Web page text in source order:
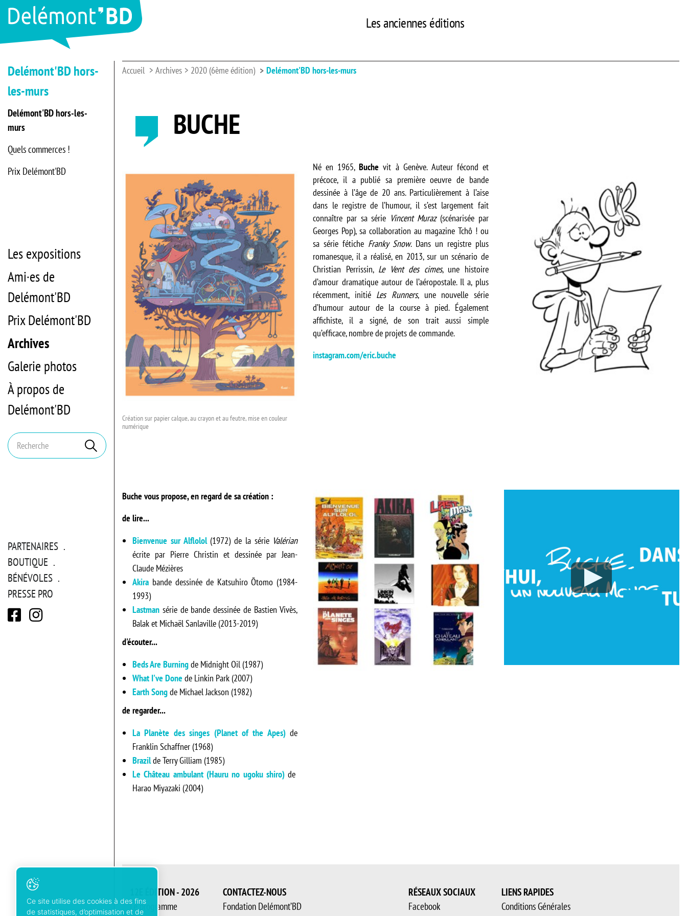
Les anciennes éditions
Delémont'BD hors-
les-murs
Delémont'BD hors-les-
murs
Quels commerces !
Prix Delémont'BD
Les expositions
Ami·es de
Delémont'BD
Prix Delémont'BD
Archives
Galerie photos
À propos de
Delémont'BD
Mots
clés
Rechercher
PARTENAIRES
BOUTIQUE
BÉNÉVOLES
PRESSE PRO
Accueil Archives 2020 (6ème édition) Delémont'BD hors-les-murs
BUCHE
Création sur papier calque, au crayon et au feutre, mise en couleur
numérique
Né en 1965,Buchevit à Genève. Auteur fécond et
précoce, il a publié sa première oeuvre de bande
dessinée à l’âge de 20 ans. Particulièrement à l’aise
dans le registre de l’humour, il s’est largement fait
connaître par sa série Vincent Muraz(scénarisée par
Georges Pop), sa collaboration au magazine Tchô ! ou
sa série fétiche Franky Snow. Dans un registre plus
romanesque, il a réalisé, en 2013, sur un scénario de
Christian Perrissin, Le Vent des cimes, une histoire
d’amour dramatique autour de l’aéropostale. Il a, plus
récemment, initié Les Runners, une nouvelle série
d’humour autour de la course à pied. Également
affichiste, il a signé, de son trait aussi simple
qu’efficace, nombre de projets de commande.
instagram.com/eric.buche
Buche vous propose, en regard de sa création :
de lire...
Bienvenue sur Alflolol(1972) de la sérieValérian
écrite par Pierre Christin et dessinée par Jean-
Claude Mézières
Akira bande dessinée de Katsuhiro Ōtomo (1984-
1993)
Lastman série de bande dessinée de Bastien Vivès,
Balak et Michaël Sanlaville (2013-2019)
d'écouter...
Beds Are Burningde Midnight Oil (1987)
What I've Done de Linkin Park (2007)
Earth Songde Michael Jackson (1982)
de regarder...
La Planète des singes (Planet of the Apes)de
Franklin Schaffner (1968)
Brazilde Terry Gilliam (1985)
Le Château ambulant (Hauru no ugoku shiro) de
Harao Miyazaki (2004)
12E ÉDITION - 2026
Le programme
CONTACTEZ-NOUS
Fondation Delémont’BD
RÉSEAUX SOCIAUX
Facebook
LIENS RAPIDES
Conditions Générales
Ce site utilise des cookies à des fins
de statistiques, d’optimisation et de